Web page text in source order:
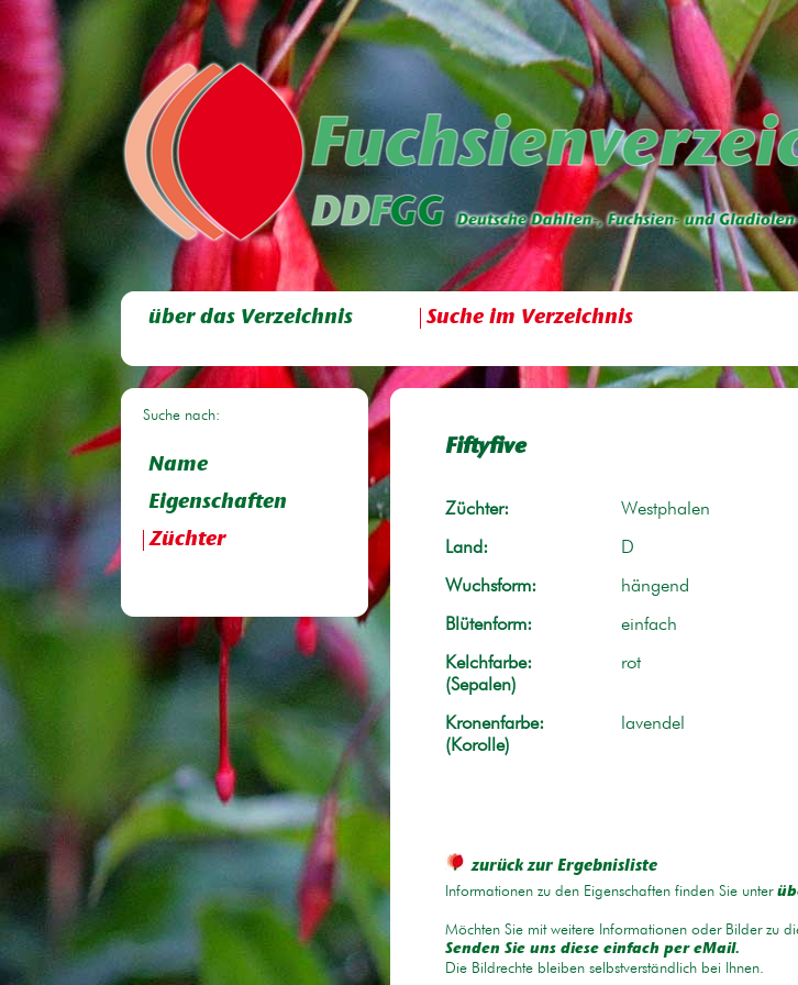
über das Verzeichnis Suche im Verzeichnis
Suche nach:
Name
Eigenschaften
Züchter
Fiftyfive
Züchter: Westphalen
Land: D
Wuchsform: hängend
Blütenform: einfach
Kelchfarbe:
(Sepalen)
rot
Kronenfarbe:
(Korolle)
lavendel
zurück zur Ergebnisliste
Informationen zu den Eigenschaften finden Sie unter
Möchten Sie mit weitere Informationen oder Bilder zu
Senden Sie uns diese einfach per eMail.
Die Bildrechte bleiben selbstverständlich bei Ihnen.